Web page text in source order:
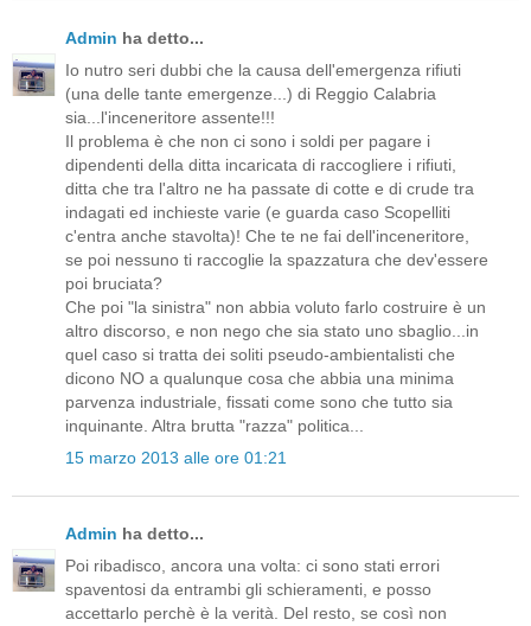
Admin ha detto...
Io nutro seri dubbi che la causa dell'emergenza rifiuti
(una delle tante emergenze...) di Reggio Calabria
sia...l'inceneritore assente!!!
Il problema è che non ci sono i soldi per pagare i
dipendenti della ditta incaricata di raccogliere i rifiuti,
ditta che tra l'altro ne ha passate di cotte e di crude tra
indagati ed inchieste varie (e guarda caso Scopelliti
c'entra anche stavolta)! Che te ne fai dell'inceneritore,
se poi nessuno ti raccoglie la spazzatura che dev'essere
poi bruciata?
Che poi "la sinistra" non abbia voluto farlo costruire è un
altro discorso, e non nego che sia stato uno sbaglio...in
quel caso si tratta dei soliti pseudo-ambientalisti che
dicono NO a qualunque cosa che abbia una minima
parvenza industriale, fissati come sono che tutto sia
inquinante. Altra brutta "razza" politica...
15 marzo 2013 alle ore 01:21
Admin ha detto...
Poi ribadisco, ancora una volta: ci sono stati errori
spaventosi da entrambi gli schieramenti, e posso
accettarlo perchè è la verità. Del resto, se così non